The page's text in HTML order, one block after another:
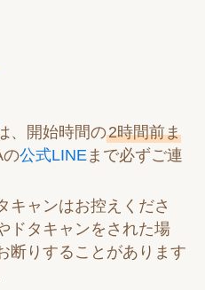
、開始時間の2時間前ま
の公式LINEまで必ずご連
キャンはお控えくださ
ドタキャンをされた場
断りすることがあります